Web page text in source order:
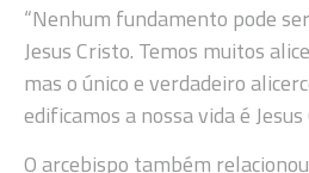
“Nenhum fundamento pode
Jesus Cristo. Temos muitos
mas o único e verdadeiro
edificamos a nossa vida é
O arcebispo também